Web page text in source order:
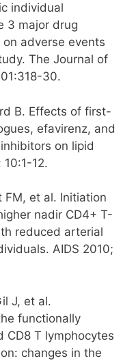
individual
3 major drug
adverse events
The Journal of
30.
B. Effects of first-
efavirenz, and
on lipid
12.
FM, et al. Initiation
nadir CD4+ T-
reduced arterial
AIDS 2010;
J, et al.
functionally
CD8 T lymphocytes
changes in the